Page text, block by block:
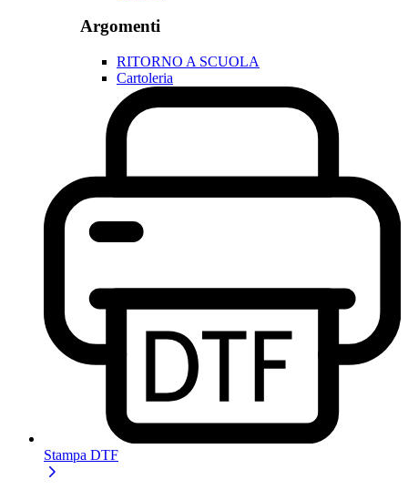
Argomenti
RITORNO A SCUOLA
Cartoleria
Stampa DTF